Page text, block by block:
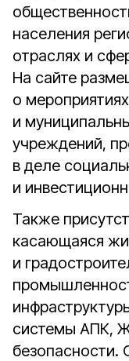
населения
отраслях и
На сайте
о
и
учреждений,
в деле
и
Также
касающаяся
и
системы АПК,
безопасности.